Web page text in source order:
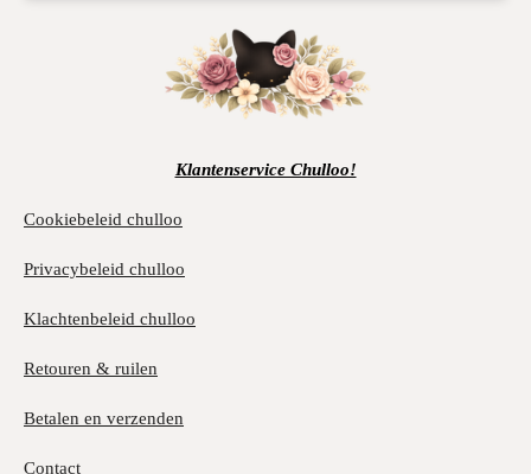
Klantenservice Chulloo!
Cookiebeleid chulloo
Privacybeleid chulloo
Klachtenbeleid chulloo
Retouren & ruilen
Betalen en verzenden
Contact